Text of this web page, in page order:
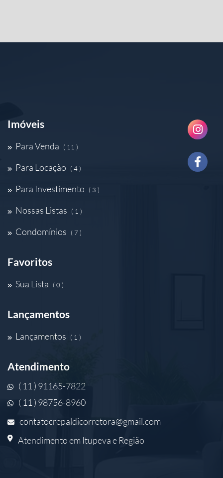
Imóveis
Para Venda ( 11 )
Para Locação ( 4 )
Para Investimento ( 3 )
Nossas Listas ( 1 )
Condomínios ( 7 )
Favoritos
Sua Lista ( 0 )
Lançamentos
Lançamentos ( 1 )
Atendimento
( 11 ) 91165-7822
( 11 ) 98756-8960
contatocrepaldicorretora@gmail.com
Atendimento em Itupeva e Região